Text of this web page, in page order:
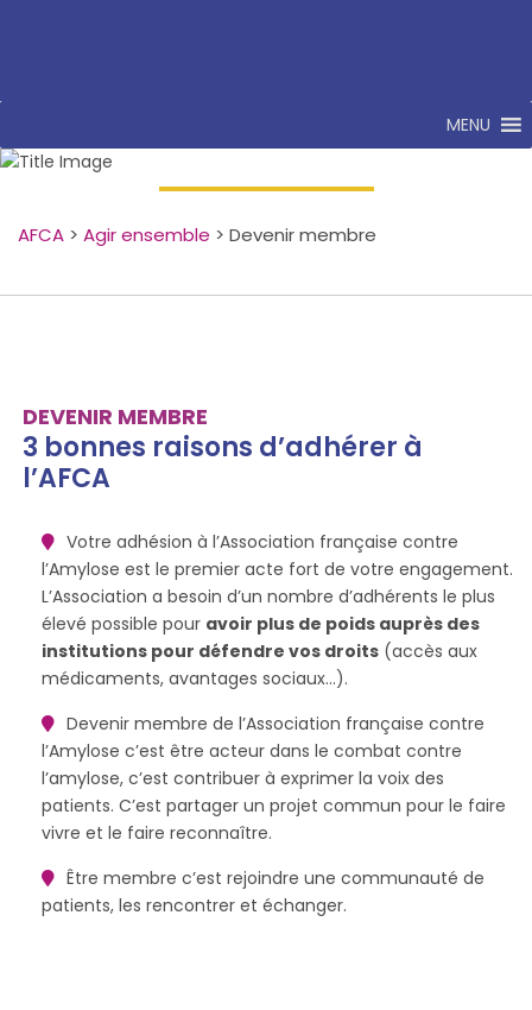
MENU
AFCA > Agir ensemble > Devenir membre
DEVENIR MEMBRE
3 bonnes raisons d’adhérer à
l’AFCA
Votre adhésion à l’Association française contre
l’Amylose est le premier acte fort de votre engagement.
L’Association a besoin d’un nombre d’adhérents le plus
élevé possible pour avoir plus de poids auprès des
institutions pour défendre vos droits (accès aux
médicaments, avantages sociaux…).
Devenir membre de l’Association française contre
l’Amylose c’est être acteur dans le combat contre
l’amylose, c’est contribuer à exprimer la voix des
patients. C’est partager un projet commun pour le faire
vivre et le faire reconnaître.
Être membre c’est rejoindre une communauté de
patients, les rencontrer et échanger.